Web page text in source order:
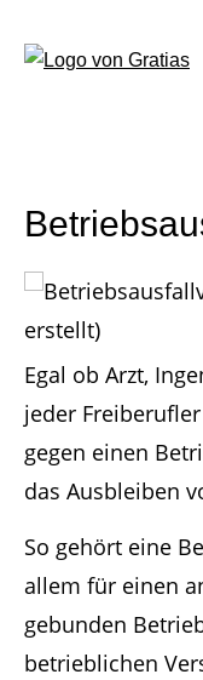
Egal ob Arzt,
jeder
gegen einen
das Ausbleiben
So gehört eine
allem für einen
gebunden
betrieblichen